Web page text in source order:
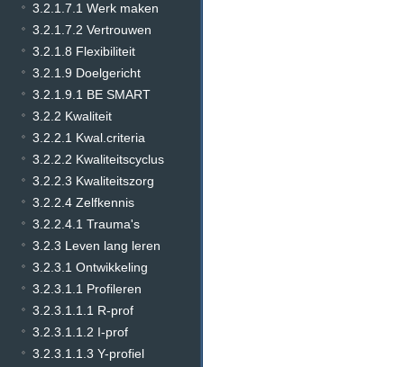
3.2.1.7.1 Werk maken
3.2.1.7.2 Vertrouwen
3.2.1.8 Flexibiliteit
3.2.1.9 Doelgericht
3.2.1.9.1 BE SMART
3.2.2 Kwaliteit
3.2.2.1 Kwal.criteria
3.2.2.2 Kwaliteitscyclus
3.2.2.3 Kwaliteitszorg
3.2.2.4 Zelfkennis
3.2.2.4.1 Trauma's
3.2.3 Leven lang leren
3.2.3.1 Ontwikkeling
3.2.3.1.1 Profileren
3.2.3.1.1.1 R-prof
3.2.3.1.1.2 I-prof
3.2.3.1.1.3 Y-profiel